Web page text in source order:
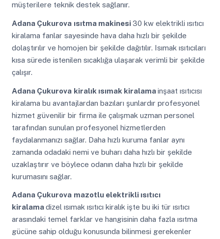
müşterilere teknik destek sağlanır.
Adana Çukurova ısıtma makinesi30 kw elektrikli ısıtıcı
kiralama fanlar sayesinde hava daha hızlı bir şekilde
dolaştırılır ve homojen bir şekilde dağıtılır. Isımak ısıtıcıları
kısa sürede istenilen sıcaklığa ulaşarak verimli bir şekilde
çalışır.
Adana Çukurova kiralık ısımak kiralamainşaat ısıtıcısı
kiralama bu avantajlardan bazıları şunlardır profesyonel
hizmet güvenilir bir firma ile çalışmak uzman personel
tarafından sunulan profesyonel hizmetlerden
faydalanmanızı sağlar. Daha hızlı kuruma fanlar aynı
zamanda odadaki nemi ve buharı daha hızlı bir şekilde
uzaklaştırır ve böylece odanın daha hızlı bir şekilde
kurumasını sağlar.
Adana Çukurova mazotlu elektrikli ısıtıcı
kiralamadizel ısımak ısıtıcı kiralık işte bu iki tür ısıtıcı
arasındaki temel farklar ve hangisinin daha fazla ısıtma
gücüne sahip olduğu konusunda bilinmesi gerekenler